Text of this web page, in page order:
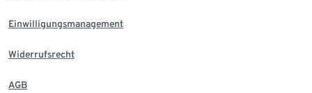
Einwilligungsmanagement
Widerrufsrecht
AGB